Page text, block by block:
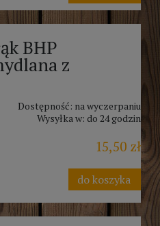
BHP
z
Dostępność: na wyczerpaniu
Wysyłka w: do 24 godzin
15,50 zł
do koszyka